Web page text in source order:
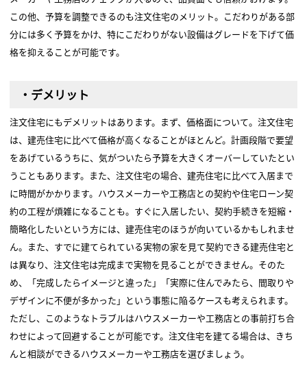
この他、予算を調整できるのも注文住宅のメリット。こだわりがある部
分には多く予算をかけ、特にこだわりがない設備はグレードを下げて価
格を抑えることが可能です。
・デメリット
注文住宅にもデメリットはあります。まず、価格面について。注文住宅
は、建売住宅に比べて価格が高くなることがほとんど。計画段階で要望
をあげているうちに、気がついたら予算を大きくオーバーしていたとい
うこともあります。また、注文住宅の場合、建売住宅に比べて入居まで
に時間がかかります。ハウスメーカーや工務店との契約や住宅ローン契
約の工程が煩雑になることも。すぐに入居したい、契約手続きを短縮・
簡略化したいという方には、建売住宅のほうが向いているかもしれませ
ん。また、すでに建てられている実物の家を見て契約できる建売住宅と
は異なり、注文住宅は完成まで実物を見ることができません。そのた
め、「完成したらイメージと違った」「実際に住んでみたら、間取りや
デザインに不便が多かった」という事態に陥るケースも考えられます。
ただし、このようなトラブルはハウスメーカーや工務店との事前打ち合
わせによって回避することが可能です。注文住宅を建てる場合は、きち
んと相談ができるハウスメーカーや工務店を選びましょう。